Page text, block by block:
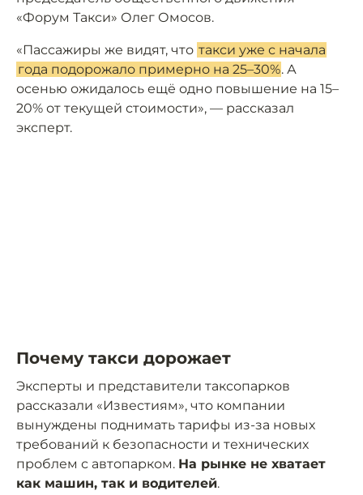
«Форум Такси» Олег Омосов.
«Пассажиры же видят, что такси уже с начала
года подорожало примерно на 25–30%. А
осенью ожидалось ещё одно повышение на 15–
20% от текущей стоимости», — рассказал
эксперт.
Почему такси дорожает
Эксперты и представители таксопарков
рассказали «Известиям», что компании
вынуждены поднимать тарифы из-за новых
требований к безопасности и технических
проблем с автопарком. На рынке не хватает
как машин, так и водителей.